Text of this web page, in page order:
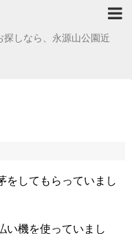
探しなら、永源山公園近
をしてもらっていまし
い機を使っていまし